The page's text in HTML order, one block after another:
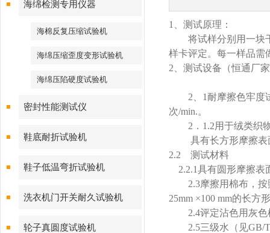
海绵检测专用仪器
海棉反复压缩试验机
海绵压缩歪度变形试验机
海绵压陷硬度试验机
密封性能测试仪
鞋底耐折试验机
鞋子低温弯折试验机
洗衣机门开关耐久试验机
轮子真圆度试验机
1
、测试原理：
将试样分别用一块干
样卡评定。每一样品需
2 、测试设备（恒通厂
2 1 耐摩擦色牢度
次/min.。
2 ． 1.2用于绒类织
具有长方形摩擦
2.2 测试材料
2.2.1具有圆形摩擦表
2.3摩擦用棉布，按
25mm ×100 mm的长方
2.4评定沾色用灰
2.5三级水（见GB/